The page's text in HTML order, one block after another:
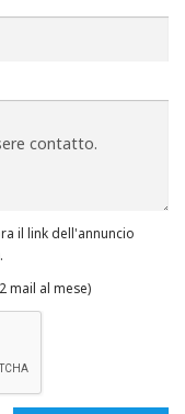
il link dell'annuncio
mail al mese)